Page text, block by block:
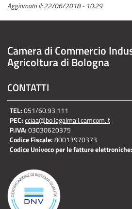
Aggiornato il:22/06/2018 - 10:29
Camera di Commercio
Agricoltura di Bologna
CONTATTI
TEL:051/60.93.111
PEC:cciaa@bo.legalmail.camcom.it
P.IVA:03030620375
Codice Fiscale:80013970373
Codice Univoco per le fatture elettroniche: